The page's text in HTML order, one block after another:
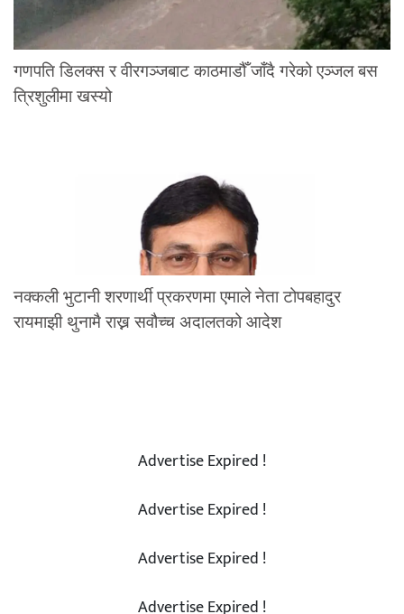
गणपति डिलक्स र वीरगञ्जबाट काठमाडौँ जाँदै गरेको एञ्जल बस
त्रिशुलीमा खस्यो
नक्कली भुटानी शरणार्थी प्रकरणमा एमाले नेता टोपबहादुर
रायमाझी थुनामै राख्न सवौच्च अदालतको आदेश
Advertise Expired !
Advertise Expired !
Advertise Expired !
Advertise Expired !